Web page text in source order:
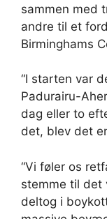
sammen med
andre til et
Birminghams
“I starten var
Padurairu-
dag eller to
det, blev det
“Vi føler os
stemme til det
deltog i